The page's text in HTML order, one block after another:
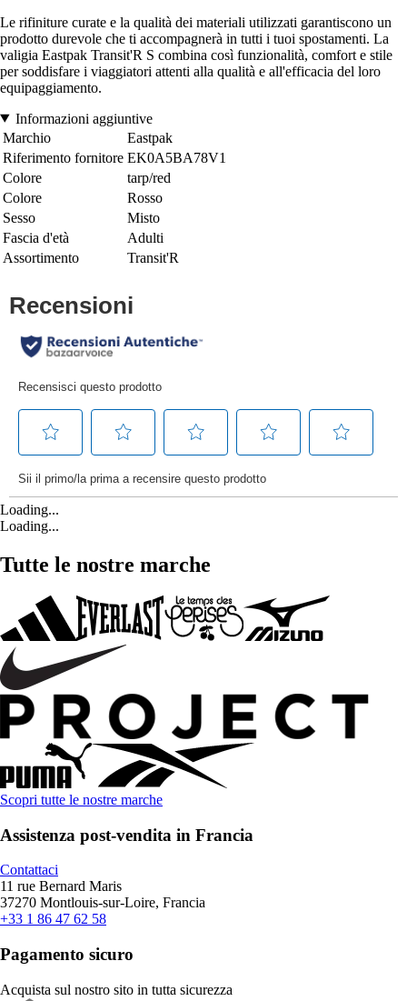
Le rifiniture curate e la qualità dei materiali utilizzati garantiscono un
prodotto durevole che ti accompagnerà in tutti i tuoi spostamenti. La
valigia Eastpak Transit'R S combina così funzionalità, comfort e stile
per soddisfare i viaggiatori attenti alla qualità e all'efficacia del loro
equipaggiamento.
Informazioni aggiuntive
Marchio
Eastpak
Riferimento fornitore EK0A5BA78V1
Colore
tarp/red
Colore
Rosso
Sesso
Misto
Fascia d'età
Adulti
Assortimento
Transit'R
Loading...
Loading...
Tutte le nostre marche
Scopri tutte le nostre marche
Assistenza post-vendita in Francia
Contattaci
11 rue Bernard Maris
37270 Montlouis-sur-Loire, Francia
+33 1 86 47 62 58
Pagamento sicuro
Acquista sul nostro sito in tutta sicurezza